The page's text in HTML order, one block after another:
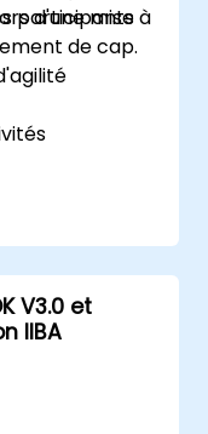
d'une mise à
de cap.
participants
de base
V3.0 et
IIBA